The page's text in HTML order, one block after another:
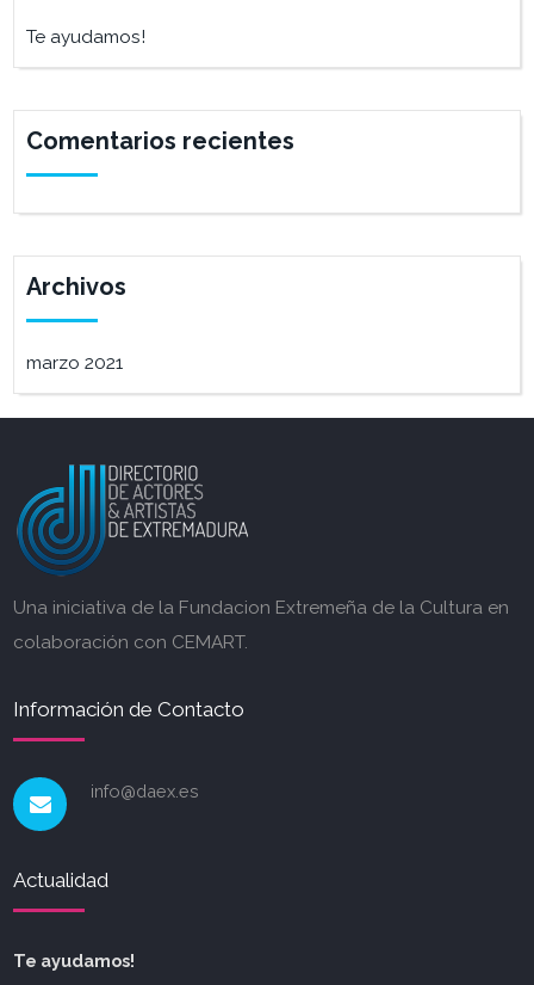
Te ayudamos!
Comentarios recientes
Archivos
marzo 2021
Una iniciativa de la Fundacion Extremeña de la Cultura en
colaboración con CEMART.
Información de Contacto
info@daex.es
Actualidad
Te ayudamos!